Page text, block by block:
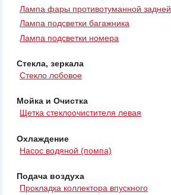
Лампа фары противотуманной задней
Лампа подсветки багажника
Лампа подсветки номера
Стекла, зеркала
Стекло лобовое
Мойка и Очистка
Щетка стеклоочистителя левая
Охлаждение
Насос водяной (помпа)
Подача воздуха
Прокладка коллектора впускного